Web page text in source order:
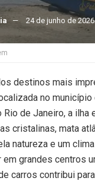
24 de junho de 2026
destinos mais
no município
Rio de Janeiro, a ilha
cristalinas, mata
natureza e um
grandes centros
carros contribui